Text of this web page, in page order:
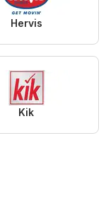
Hervis
Kik